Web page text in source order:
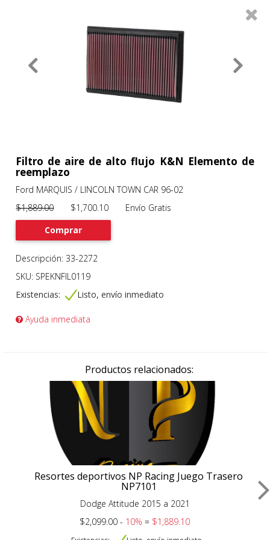
0
Previous
Filtro de aire de alto flujo K&N Elemento de
reemplazo
Ford MARQUIS / LINCOLN TOWN CAR 96-02
$1,889.00$1,700.10 Envío Gratis
Comprar
Descripción: 33-2272
SKU: SPEKNFIL0119
Existencias:
Listo, envío inmediato
Ayuda inmediata
Productos relacionados:
Resortes deportivos NP Racing Juego Trasero
NP7101
Dodge Attitude 2015 a 2021
$2,099.00 - 10%= $1,889.10